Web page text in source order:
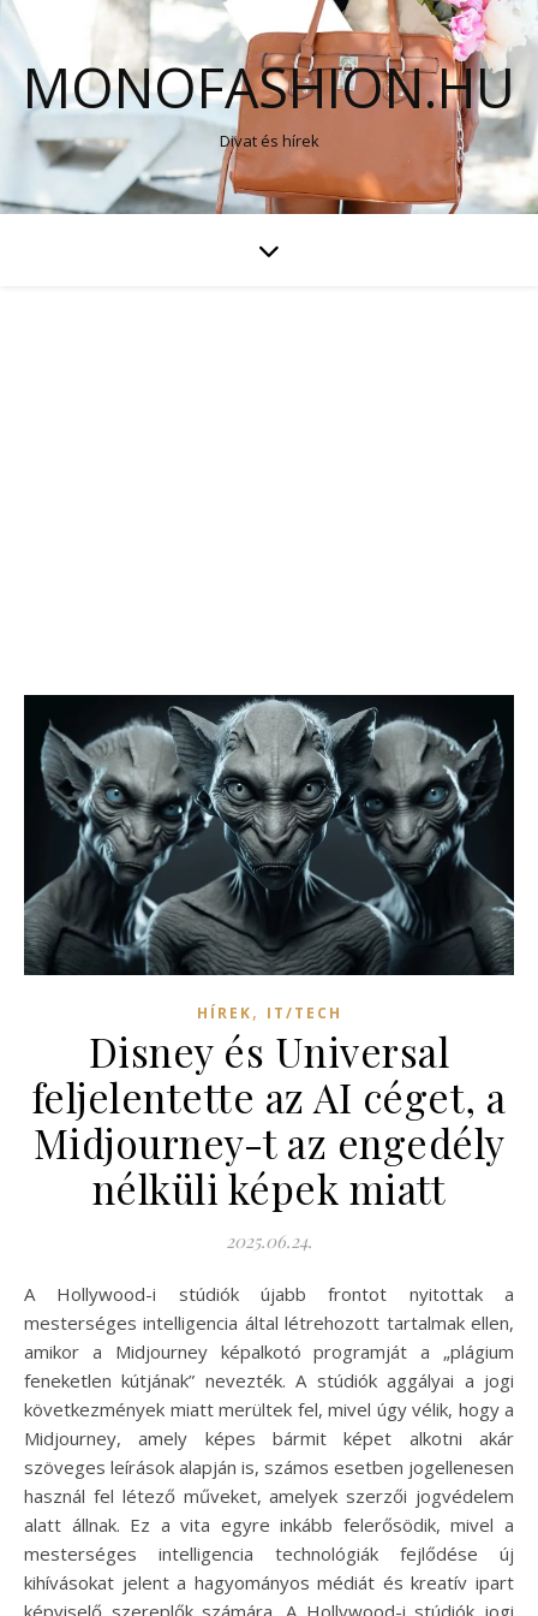
MONOFASHION.HU
Divat és hírek
HÍREK, IT/TECH
Disney és Universal
feljelentette az AI céget, a
Midjourney-t az engedély
nélküli képek miatt
2025.06.24.
A Hollywood-i stúdiók újabb frontot nyitottak a
mesterséges intelligencia által létrehozott tartalmak ellen,
amikor a Midjourney képalkotó programját a „plágium
feneketlen kútjának” nevezték. A stúdiók aggályai a jogi
következmények miatt merültek fel, mivel úgy vélik, hogy a
Midjourney, amely képes bármit képet alkotni akár
szöveges leírások alapján is, számos esetben jogellenesen
használ fel létező műveket, amelyek szerzői jogvédelem
alatt állnak. Ez a vita egyre inkább felerősödik, mivel a
mesterséges intelligencia technológiák fejlődése új
kihívásokat jelent a hagyományos médiát és kreatív ipart